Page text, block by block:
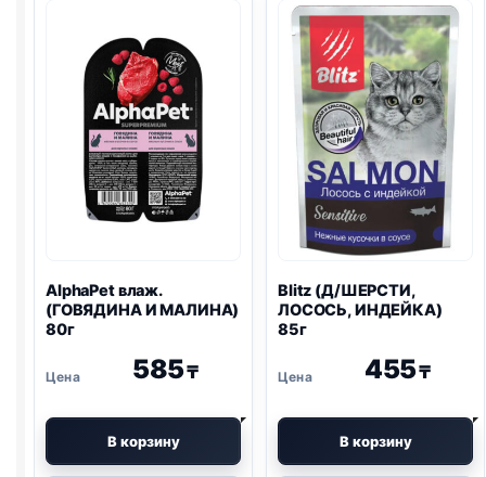
AlphaPet влаж.
(ГОВЯДИНА И МАЛИНА)
80г
585₸
В корзину
Blitz (Д/ШЕРСТИ,
ЛОСОСЬ, ИНДЕЙКА)
85г
455₸
В корзину